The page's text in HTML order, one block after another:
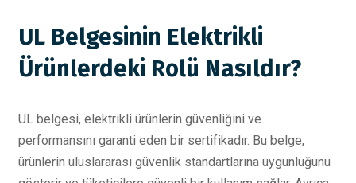
UL Belgesinin Elektrikli
Ürünlerdeki Rolü Nasıldır?
UL belgesi, elektrikli ürünlerin güvenliğini ve
performansını garanti eden bir sertifikadır. Bu belge,
ürünlerin uluslararası güvenlik standartlarına uygunluğunu